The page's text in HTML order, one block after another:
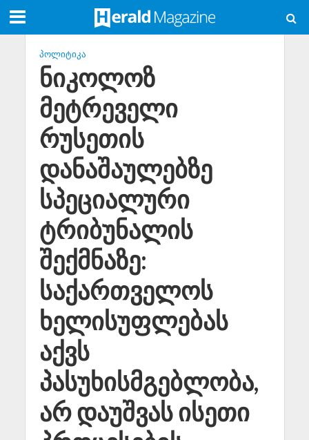
ᲞᲝᲚᲘᲢᲘᲙᲐ
ნიკოლოზ
მეტრეველი
რუსეთის
დანაშაულებზე
სპეციალური
ტრიბუნალის
შექმნაზე:
საქართველოს
ხელისუფლებას
აქვს
პასუხისმგებლობა,
არ დაუშვას ისეთი